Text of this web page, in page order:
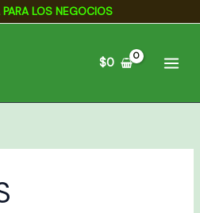
LOS NEGOCIOS
$0
Ordenado
por
los